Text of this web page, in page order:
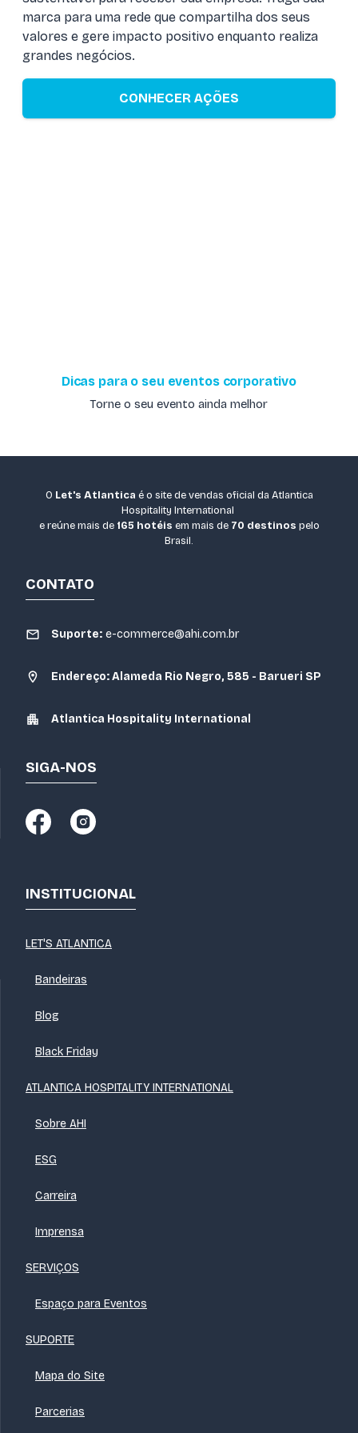
marca para uma rede que compartilha dos seus
valores e gere impacto positivo enquanto realiza
grandes negócios.
CONHECER AÇÕES
Dicas para o seu eventos corporativo
Torne o seu evento ainda melhor
O Let's Atlantica é o site de vendas oficial da Atlantica
Hospitality International
e reúne mais de 165 hotéis em mais de 70 destinos pelo
Brasil.
CONTATO
Suporte: e-commerce@ahi.com.br
Endereço: Alameda Rio Negro, 585 - Barueri SP
Atlantica Hospitality International
SIGA-NOS
INSTITUCIONAL
LET'S ATLANTICA
Bandeiras
Blog
Black Friday
ATLANTICA HOSPITALITY INTERNATIONAL
Sobre AHI
ESG
Carreira
Imprensa
SERVIÇOS
Espaço para Eventos
SUPORTE
Mapa do Site
Parcerias